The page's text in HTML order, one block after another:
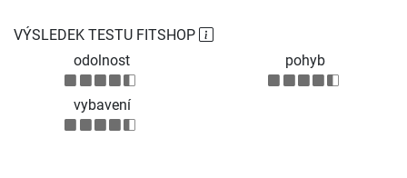
VÝSLEDEK TESTU FITSHOP
odolnost
pohyb
vybavení